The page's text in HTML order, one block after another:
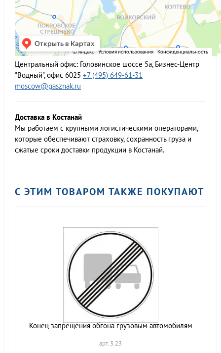
Центральный офис: Головинское шоссе 5а, Бизнес-Центр
"Водный", офис 6025 +7 (495) 649-61-31
moscow@gasznak.ru
Доставка в Костанай
Мы работаем c крупными логистическими операторами,
которые обеспечивают страховку, сохранность груза и
сжатые сроки доставки продукции в Костанай.
С ЭТИМ ТОВАРОМ ТАКЖЕ ПОКУПАЮТ
Конец запрещения обгона грузовым автомобилям
арт. 3.23